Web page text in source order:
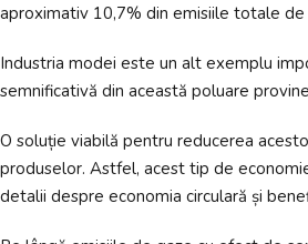
aproximativ 10,7% din emisiile totale de
Industria modei este un alt exemplu
semnificativă din această poluare
O soluție viabilă pentru reducerea
produselor. Astfel, acest tip de
detalii despre economia circulară și